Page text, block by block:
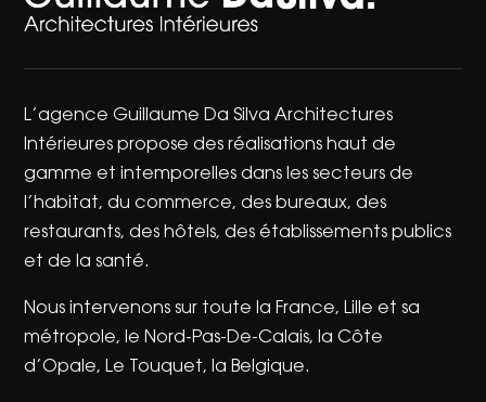
L’agence Guillaume Da Silva Architectures
Intérieures propose des réalisations haut de
gamme et intemporelles dans les secteurs de
l’habitat, du commerce, des bureaux, des
restaurants, des hôtels, des établissements publics
et de la santé.
Nous intervenons sur toute la France, Lille et sa
métropole, le Nord-Pas-De-Calais, la Côte
d’Opale, Le Touquet, la Belgique.